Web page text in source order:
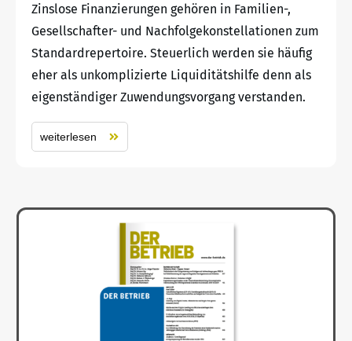
Zinslose Finanzierungen gehören in Familien-,
Gesellschafter- und Nachfolgekonstellationen zum
Standardrepertoire. Steuerlich werden sie häufig
eher als unkomplizierte Liquiditätshilfe denn als
eigenständiger Zuwendungsvorgang verstanden.
weiterlesen